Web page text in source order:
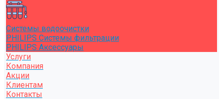
Системы водоочистки
PHILIPS Системы фильтрации
PHILIPS Аксессуары
Услуги
Компания
Акции
Клиентам
Контакты